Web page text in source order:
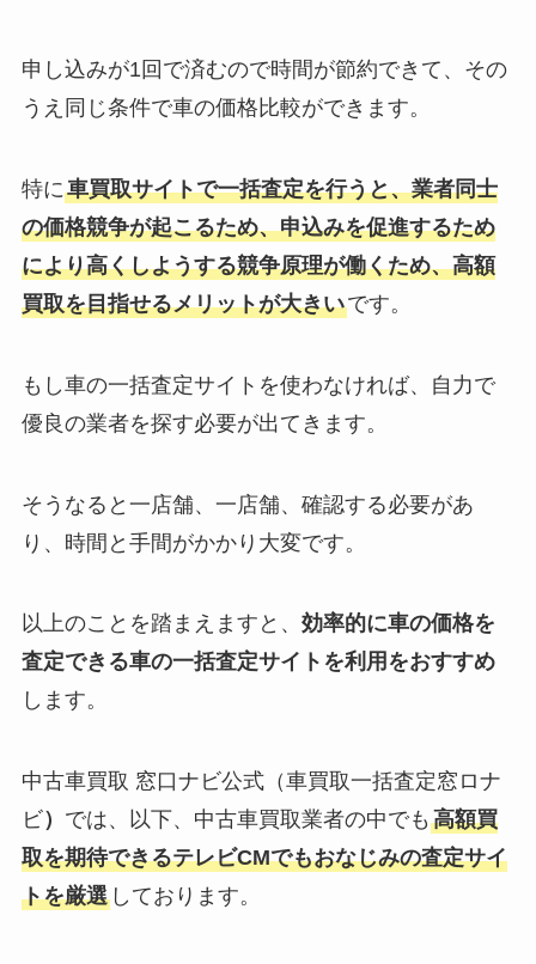
申し込みが1回で済むので時間が節約できて、その
うえ同じ条件で車の価格比較ができます。
特に車買取サイトで一括査定を行うと、業者同士
の価格競争が起こるため、申込みを促進するため
により高くしようする競争原理が働くため、高額
買取を目指せるメリットが大きいです。
もし車の一括査定サイトを使わなければ、自力で
優良の業者を探す必要が出てきます。
そうなると一店舗、一店舗、確認する必要があ
り、時間と手間がかかり大変です。
以上のことを踏まえますと、 効率的に車の価格を
査定できる車の一括査定サイトを利用をおすすめ
します。
中古車買取 窓口ナビ公式（車買取一括査定窓ロナ
ビ） では、以下、中古車買取業者の中でも 高額買
取を期待できるテレビCMでもおなじみの査定サイ
トを厳選しております。